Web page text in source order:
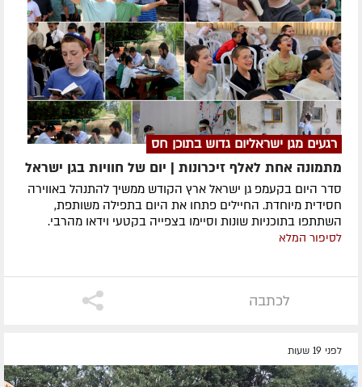
רגעים מגן ישראליום גדוש בתוכן חס
מתמונה אחת לאלף זיכרונות | יום של חוויות בגן ישראל
סדר היום בקעמפ גן ישראל ארץ הקודש ממשיך להתנהל באווירה
חסידית מיוחדת. החיילים פתחו את היום בתפילה משותפת,
השתתפו בתוכניות שונות וסיימו בצפייה בקטעי וידאו מהרבי.
לסיפור המלא
לכתבה
לפני 19 שעות